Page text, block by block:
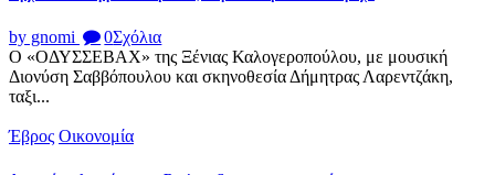
by gnomi 0Σχόλια
Ο «ΟΔΥΣΣΕΒΑΧ» της Ξένιας Καλογεροπούλου, με μουσική
Διονύση Σαββόπουλου και σκηνοθεσία Δήμητρας Λαρεντζάκη,
ταξι...
Έβρος Οικονομία